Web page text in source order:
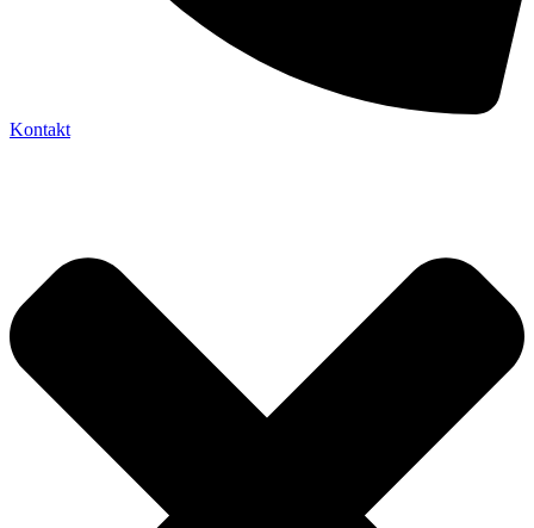
Kontakt